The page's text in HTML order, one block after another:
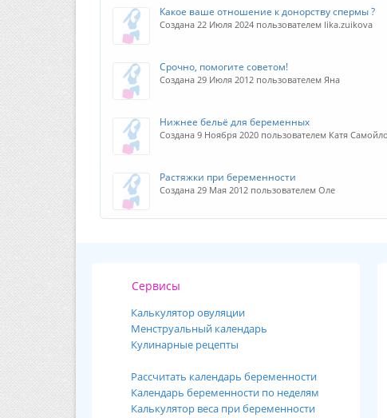
Какое ваше отношение к донорству спермы ?
Создана 22 Июля 2024 пользователем lika.zuikova
Срочно, помогите советом!
Создана 29 Июля 2012 пользователем Яна
Нижнее бельё для беременных
Создана 9 Ноября 2020 пользователем Катя
Растяжки при беременности
Создана 29 Мая 2012 пользователем Оле
Сервисы
Калькулятор овуляции
Менструальный календарь
Кулинарные рецепты
Рассчитать календарь беременности
Календарь беременности по неделям
Калькулятор веса при беременности